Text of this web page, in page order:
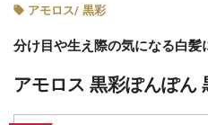
アモロス/ 黒彩
分け目や生え際の気になる白髪
アモロス 黒彩ぽんぽん